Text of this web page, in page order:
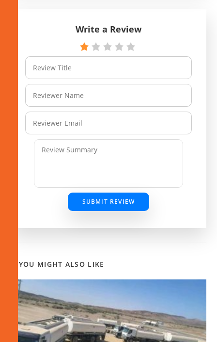
Write a Review
SUBMIT REVIEW
YOU MIGHT ALSO LIKE